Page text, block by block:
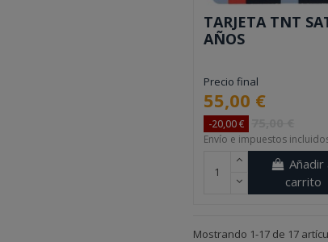
TARJETA TNT
AÑOS
Precio final
55,00 €
-20,00 €
Envío e impuestos
Añadir
carrito
Mostrando 1-17 de 17